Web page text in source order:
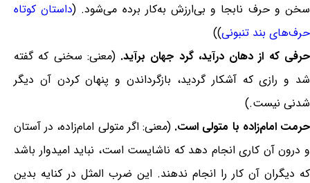
سخن و حرف نابجا و بی‌ارزش به‌کار برده می‌شود. (داستان کوتاه
حرف‌های بند تنبونی))
حرفی که از دهان درآید، گرد جهان برآید. (معنی: سخنی که گفته
شد و رازی که آشکار گردید، بازگرداندن و پنهان کردن آن دیگر
شدنی نیست.)
حرمت امام‌زاده با متولی است. (معنی: اگر متولی امام‌زاده، در آستان
و درون آن کاری انجام دهد که ناشایست است، نباید امیدوار باشد
که دیگران آن کار را انجام ندهند. این ضرب المثل در کنایه بدین